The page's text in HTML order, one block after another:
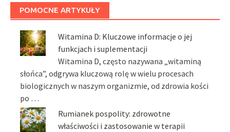
POMOCNE ARTYKUŁY
Witamina D: Kluczowe informacje o jej
funkcjach i suplementacji
Witamina D, często nazywana „witaminą
słońca”, odgrywa kluczową rolę w wielu procesach
biologicznych w naszym organizmie, od zdrowia kości
po …
Rumianek pospolity: zdrowotne
właściwości i zastosowanie w terapii